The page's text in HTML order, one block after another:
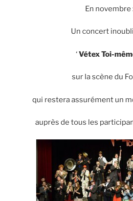
En novembre
Un concert
‘Vétex Toi-
sur la scène du
qui restera assurément un
auprès de tous les